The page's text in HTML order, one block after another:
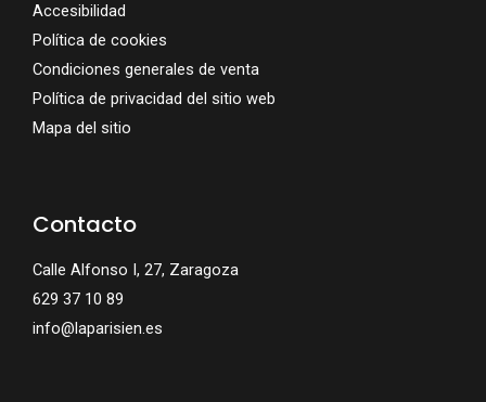
Accesibilidad
Política de cookies
Condiciones generales de venta
Política de privacidad del sitio web
Mapa del sitio
Contacto
Calle Alfonso I, 27, Zaragoza
629 37 10 89
info@laparisien.es